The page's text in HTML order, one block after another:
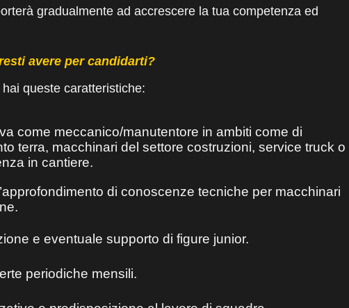
gradualmente ad accrescere la tua competenza ed
avere per candidarti?
queste caratteristiche:
come meccanico/manutentore in ambiti come di
terra, macchinari del settore costruzioni, service truck o
in cantiere.
di conoscenze tecniche per macchinari
e eventuale supporto di figure junior.
periodiche mensili.